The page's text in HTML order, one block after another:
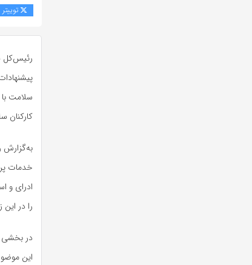
توییتر
رئیس‌کل
سلامت
کارکنان
به‌گزارش
خدمات
ادرای و
را در
در بخشی
این